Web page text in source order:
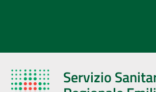
Servizio